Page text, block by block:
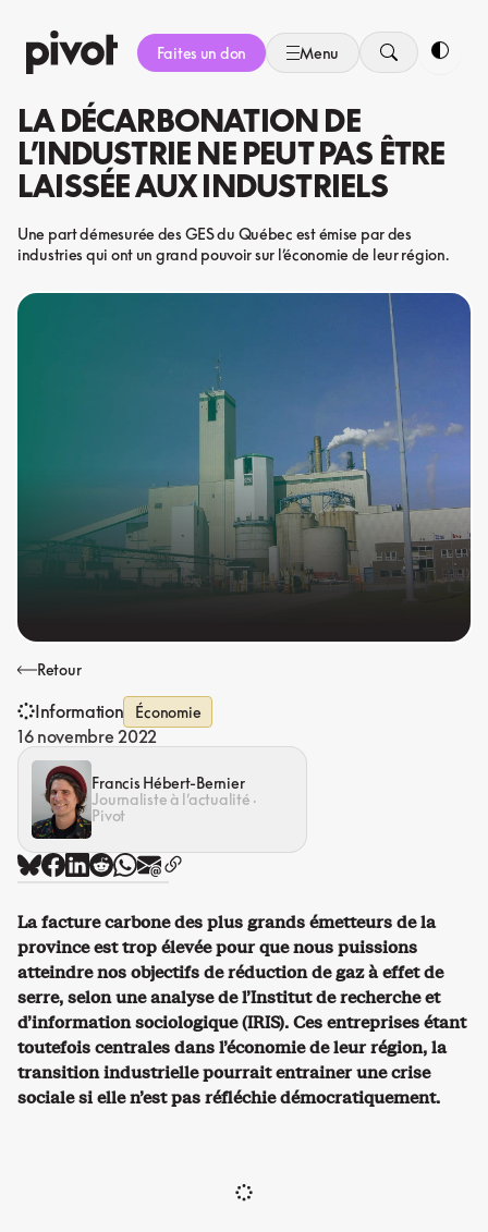
au
contenu
Faites un don Menu
LA DÉCARBONATION DE
L’INDUSTRIE NE PEUT PAS ÊTRE
LAISSÉE AUX INDUSTRIELS
Une part démesurée des GES du Québec est émise par des
industries qui ont un grand pouvoir sur l’économie de leur région.
Retour
Information Économie
16 novembre 2022
Francis Hébert-Bernier
Journaliste à l’actualité ·
Pivot
La facture carbone des plus grands émetteurs de la
province est trop élevée pour que nous puissions
atteindre nos objectifs de réduction de gaz à effet de
serre, selon une analyse de l’Institut de recherche et
d’information sociologique (IRIS). Ces entreprises étant
toutefois centrales dans l’économie de leur région, la
transition industrielle pourrait entrainer une crise
sociale si elle n’est pas réfléchie démocratiquement.